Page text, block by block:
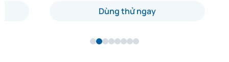
Dùng thử ngay